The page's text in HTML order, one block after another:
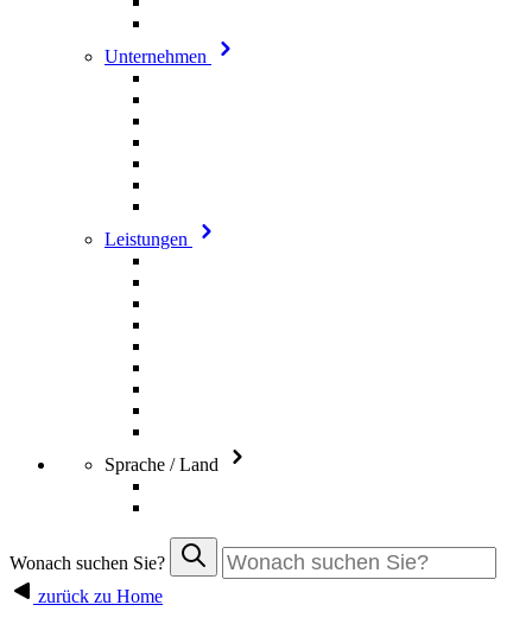
Unternehmen
Leistungen
Sprache / Land
Wonach suchen Sie?
zurück zu Home